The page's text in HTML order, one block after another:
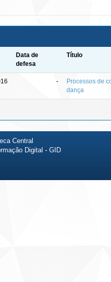
Data de
defesa
Título
-
Processos de
dança
Central
Digital - GID